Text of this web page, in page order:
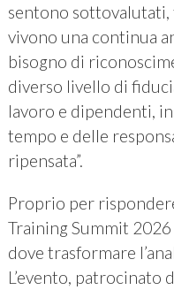
sentono sottovalutati,
vivono una continua
bisogno di
diverso livello di
lavoro e dipendenti,
tempo e delle
ripensata”.
Proprio per
Training Summit
dove trasformare
L’evento, patrocinato